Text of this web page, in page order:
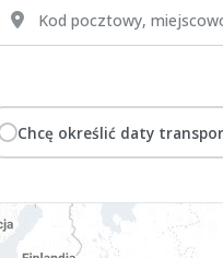
Chcę określić daty